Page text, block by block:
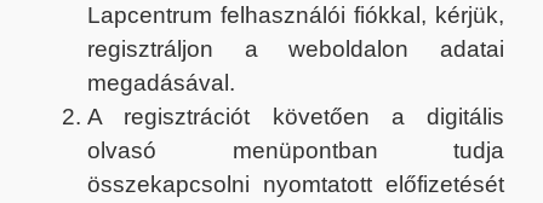
Lapcentrum felhasználói fiókkal, kérjük,
regisztráljon a weboldalon adatai
megadásával.
A regisztrációt követően a digitális
olvasó menüpontban tudja
összekapcsolni nyomtatott előfizetését